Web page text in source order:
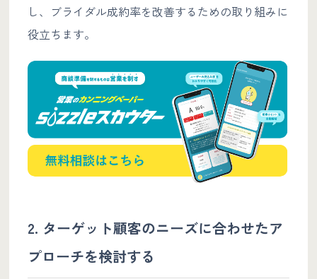
し、ブライダル成約率を改善するための取り組みに
役立ちます。
2. ターゲット顧客のニーズに合わせたア
プローチを検討する